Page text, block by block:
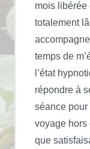
mois libérée
totalement
temps de
l’état
répondre à
séance pour
voyage hors
que